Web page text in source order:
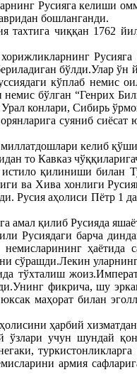
Русияга келиши
бошланганди.
чиққан 1762
бўлди.Улар ўн
кўплаб немис
бўлган “Генрих
конлари, Сибирь
суяниб
келиб
то Кавказ
қилиниши билан
ва Хива хонлиги
Русия аҳолиси Пётр
амал қилиб Русияда
Русиядаги барча
сўрашди.Лекин
тўхталиш
фикрича, шу
маҳорат билан
ҳарбий
ўзлари учун шундай
армия